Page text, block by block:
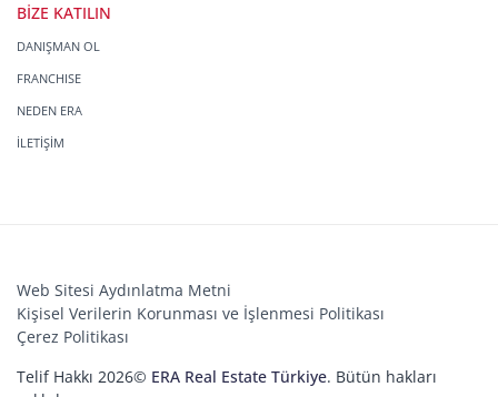
BİZE KATILIN
DANIŞMAN OL
FRANCHISE
NEDEN ERA
İLETİŞİM
Web Sitesi Aydınlatma Metni
Kişisel Verilerin Korunması ve İşlenmesi Politikası
Çerez Politikası
Telif Hakkı 2026© ERA Real Estate Türkiye. Bütün hakları